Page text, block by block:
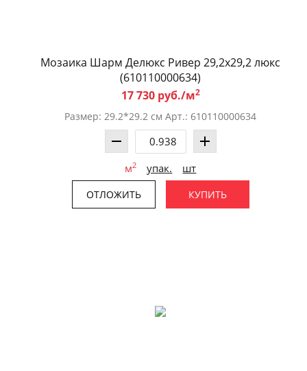
Мозаика Шарм Делюкс Ривер 29,2x29,2 люкс
(610110000634)
17 730 руб./м2
Размер: 29.2*29.2 см Арт.: 610110000634
м2 упак. шт
ОТЛОЖИТЬ КУПИТЬ